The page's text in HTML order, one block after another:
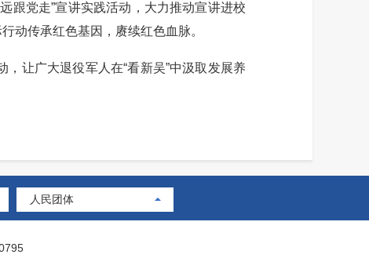
跟党走”宣讲实践活动，大力推动宣讲进校
动传承红色基因，赓续红色血脉。
让广大退役军人在“看新吴”中汲取发展养
人民团体